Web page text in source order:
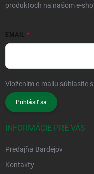
produktoch na našom e-
EMAIL
Vložením e-mailu súhlasíte s
Prihlásiť sa
INFORMÁCIE PRE VÁS
Predajňa Bardejov
Kontakty